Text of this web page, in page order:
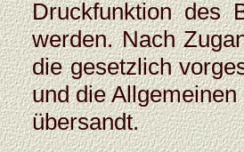
Druckfunktion des
werden. Nach
die gesetzlich
und die
übersandt.